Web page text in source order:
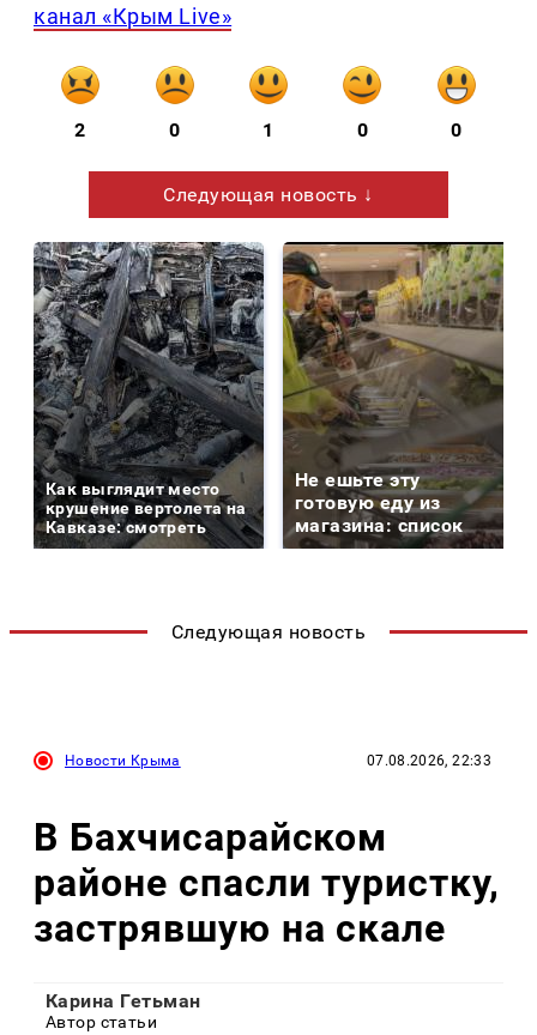
канал «Крым Live»
2 0 1 0 0
Следующая новость ↓
Как выглядит место
крушение вертолета на
Кавказе: смотреть
Не ешьте эту
готовую еду из
магазина: список
Следующая новость
Новости Крыма 07.08.2026, 22:33
В Бахчисарайском
районе спасли туристку,
застрявшую на скале
Карина Гетьман
Автор статьи